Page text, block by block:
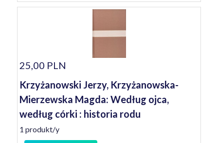
25,00 PLN
Krzyżanowski Jerzy, Krzyżanowska-
Mierzewska Magda: Według ojca,
według córki : historia rodu
1 produkt/y